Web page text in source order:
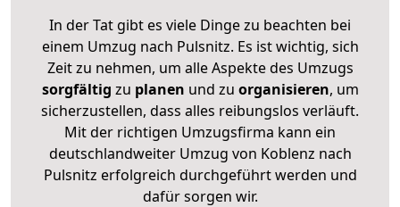
In der Tat gibt es viele Dinge zu beachten bei
einem Umzug nach Pulsnitz. Es ist wichtig, sich
Zeit zu nehmen, um alle Aspekte des Umzugs
sorgfältig zu planen und zu organisieren, um
sicherzustellen, dass alles reibungslos verläuft.
Mit der richtigen Umzugsfirma kann ein
deutschlandweiter Umzug von Koblenz nach
Pulsnitz erfolgreich durchgeführt werden und
dafür sorgen wir.